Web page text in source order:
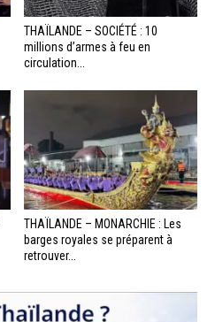
THAÏLANDE – SOCIÉTÉ : 10
millions d’armes à feu en
circulation...
THAÏLANDE – MONARCHIE : Les
barges royales se préparent à
retrouver...